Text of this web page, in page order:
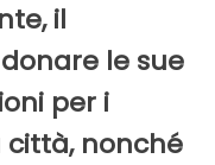
il
le sue
per i
città, nonché